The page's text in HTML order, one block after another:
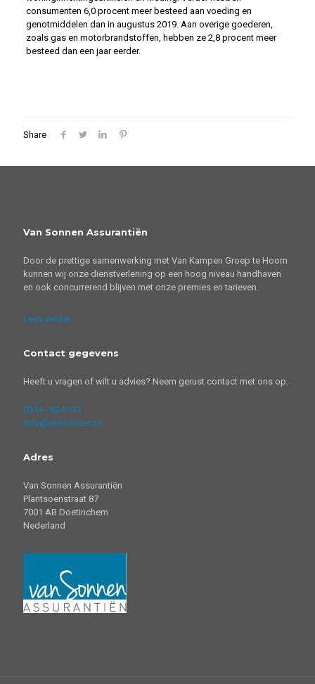
consumenten 6,0 procent meer besteed aan voeding en
genotmiddelen dan in augustus 2019. Aan overige goederen,
zoals gas en motorbrandstoffen, hebben ze 2,8 procent meer
besteed dan een jaar eerder.
Share
Van Sonnen Assurantiën
Door de prettige samenwerking met Van Kampen Groep te Hoorn
kunnen wij onze dienstverlening op een hoog niveau handhaven
en ook concurrerend blijven met onze premies en tarieven.
Lees verder
Contact gegevens
Heeft u vragen of wilt u advies? Neem gerust contact met ons op.
0314 - 624 133
info@vansonnen.nl
Adres
Van Sonnen Assurantiën
Plantsoenstraat 87
7001 AB Doetinchem
Nederland